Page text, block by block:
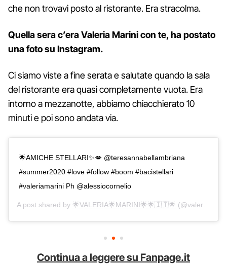
che non trovavi posto al ristorante. Era stracolma.
Quella sera c’era Valeria Marini con te, ha postato
una foto su Instagram.
Ci siamo viste a fine serata e salutate quando la sala
del ristorante era quasi completamente vuota. Era
intorno a mezzanotte, abbiamo chiacchierato 10
minuti e poi sono andata via.
🌟AMICHE STELLARI✨💋 @teresannabellambriana
#summer2020 #love #follow #boom #bacistellari
#valeriamarini Ph @alessiocornelio
A post shared by 🌟VALERIA🌟MARINI🌟🌟🇮🇹🌟 (@valeriamarini) on
Continua a leggere su Fanpage.it